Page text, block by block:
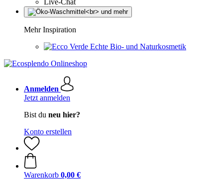
Live-Chat
Mehr Inspiration
Echte Bio- und Naturkosmetik
Anmelden
Jetzt anmelden
Bist du neu hier?
Konto erstellen
Warenkorb 0,00 €